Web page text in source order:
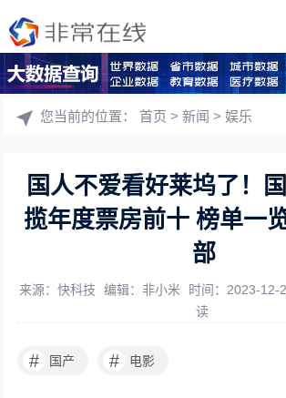
您当前的位置：首页 >新闻 >娱乐
国人不爱看好莱坞了！
揽年度票房前十 榜单一
部
来源：快科技 编辑：非小米 时间：2023-12-
读
# 国产 # 电影